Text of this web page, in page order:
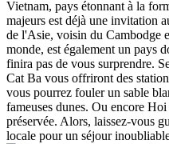
Vietnam, pays étonnant à la
majeurs est déjà une invitation
de l'Asie, voisin du Cambodge
monde, est également un pays
finira pas de vous surprendre.
Cat Ba vous offriront des
vous pourrez fouler un sable
fameuses dunes. Ou encore
préservée. Alors, laissez-vous
locale pour un séjour